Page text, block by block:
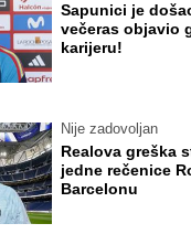
Sapunici je
večeras objavio
karijeru!
Nije zadovoljan
Realova greška
jedne rečenice
Barcelonu